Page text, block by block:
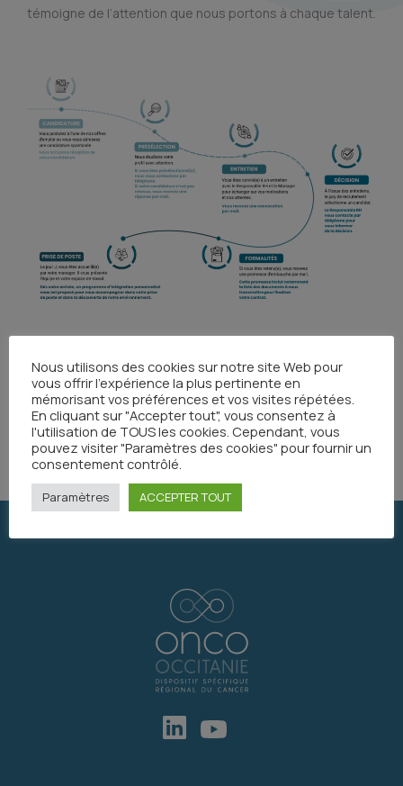
témoigne de l’attention que nous portons à chaque talent.
Partager
Nous utilisons des cookies sur notre site Web pour
vous offrir l'expérience la plus pertinente en
mémorisant vos préférences et vos visites répétées.
En cliquant sur "Accepter tout", vous consentez à
l'utilisation de TOUS les cookies. Cependant, vous
pouvez visiter "Paramètres des cookies" pour fournir un
consentement contrôlé.
Paramètres ACCEPTER TOUT